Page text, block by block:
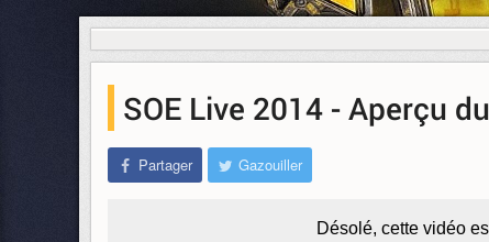
SOE Live 2014 - Aperçu
Partager Gazouiller